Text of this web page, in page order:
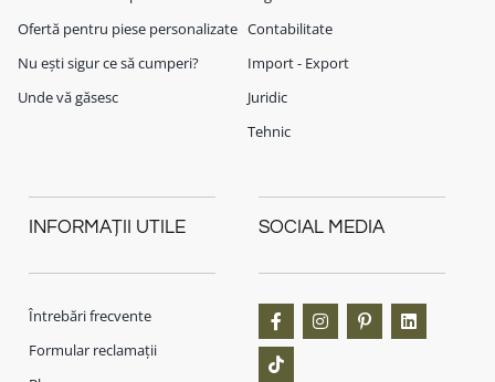
Ofertă pentru piese personalizate
Nu ești sigur ce să cumperi?
Unde vă găsesc
Contabilitate
Import - Export
Juridic
Tehnic
INFORMAȚII UTILE
Întrebări frecvente
Formular reclamații
SOCIAL MEDIA